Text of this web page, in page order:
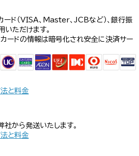
ード（VISA、Master、JCBなど）、銀行振
いただけます。
ードの情報は暗号化され安全に決済サー
と料金
から発送いたします。
と料金